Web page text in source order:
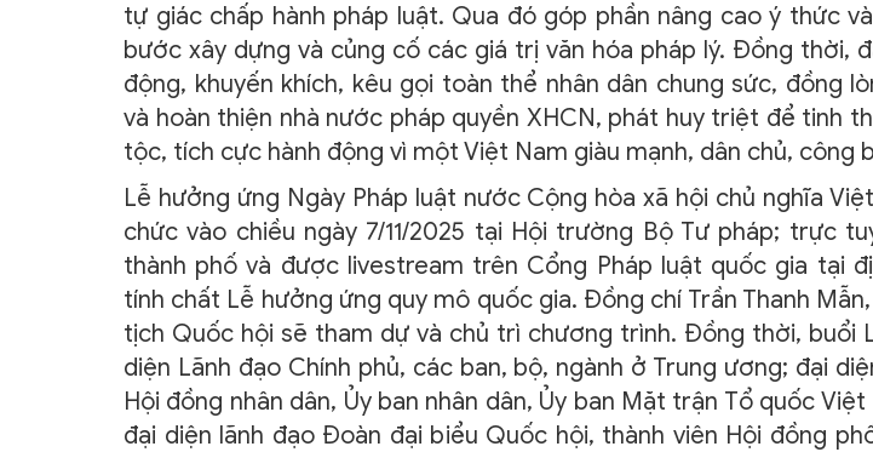
tự giác chấp hành pháp luật. Qua đó góp phần nâng cao ý thức
bước xây dựng và củng cố các giá trị văn hóa pháp lý. Đồng thời,
động, khuyến khích, kêu gọi toàn thể nhân dân chung sức, đồng
và hoàn thiện nhà nước pháp quyền XHCN, phát huy triệt để tinh
tộc, tích cực hành động vì một Việt Nam giàu mạnh, dân chủ, công
Lễ hưởng ứng Ngày Pháp luật nước Cộng hòa xã hội chủ nghĩa
chức vào chiều ngày 7/11/2025 tại Hội trường Bộ Tư pháp; trực
thành phố và được livestream trên Cổng Pháp luật quốc gia tại
tính chất Lễ hưởng ứng quy mô quốc gia. Đồng chí Trần Thanh
tịch Quốc hội sẽ tham dự và chủ trì chương trình. Đồng thời, buổi
diện Lãnh đạo Chính phủ, các ban, bộ, ngành ở Trung ương; đại
Hội đồng nhân dân, Ủy ban nhân dân, Ủy ban Mặt trận Tổ quốc
đại diện lãnh đạo Đoàn đại biểu Quốc hội, thành viên Hội đồng